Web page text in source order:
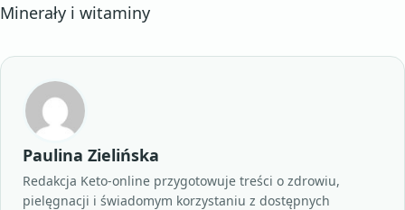
Minerały i witaminy
Paulina Zielińska
Redakcja Keto-online przygotowuje treści o zdrowiu,
pielęgnacji i świadomym korzystaniu z dostępnych